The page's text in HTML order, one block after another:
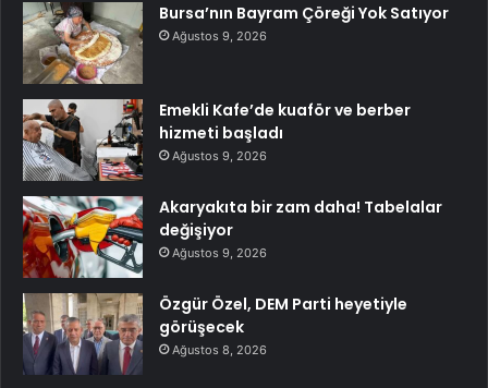
Bursa’nın Bayram Çöreği Yok Satıyor
Ağustos 9, 2026
Emekli Kafe’de kuaför ve berber
hizmeti başladı
Ağustos 9, 2026
Akaryakıta bir zam daha! Tabelalar
değişiyor
Ağustos 9, 2026
Özgür Özel, DEM Parti heyetiyle
görüşecek
Ağustos 8, 2026